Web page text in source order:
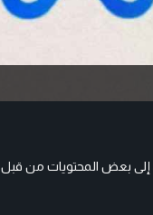
إلى بعض المحتويات من قبل